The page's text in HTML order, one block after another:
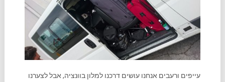
עייפים ורעבים אנחנו עושים דרכנו למלון בוונציה, אבל לצערנו